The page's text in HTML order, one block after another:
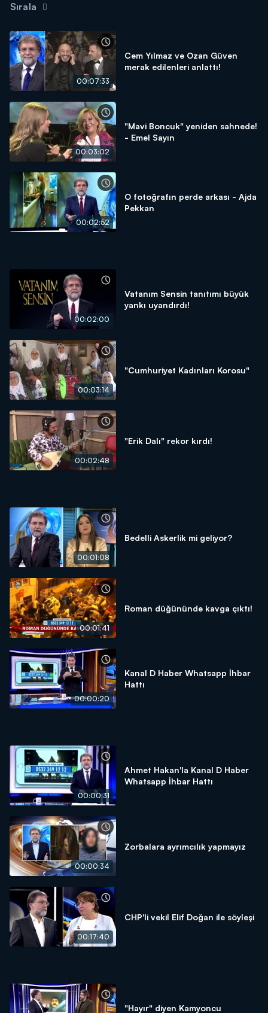
Sırala
00:07:33
Cem Yılmaz ve Ozan Güven
merak edilenleri anlattı!
00:03:02
"Mavi Boncuk" yeniden sahnede!
- Emel Sayın
00:02:52
O fotoğrafın perde arkası - Ajda
Pekkan
00:02:00
Vatanım Sensin tanıtımı büyük
yankı uyandırdı!
00:03:14
"Cumhuriyet Kadınları Korosu"
00:02:48
"Erik Dalı" rekor kırdı!
00:01:08
Bedelli Askerlik mi geliyor?
00:01:41
Roman düğününde kavga çıktı!
00:00:20
Kanal D Haber Whatsapp İhbar
Hattı
00:00:31
Ahmet Hakan'la Kanal D Haber
Whatsapp İhbar Hattı
00:00:34
Zorbalara ayrımcılık yapmayız
00:17:40
CHP'li vekil Elif Doğan ile söyleşi
"Hayır" diyen Kamyoncu